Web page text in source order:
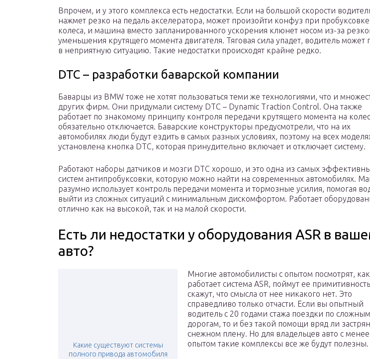
Впрочем, и у этого комплекса есть недостатки. Если на большой скорости
нажмет резко на педаль акселератора, может произойти конфуз при пробуксовке
колеса, и машина вместо запланированного ускорения клюнет носом из-за
уменьшения крутящего момента двигателя. Тяговая сила упадет, водитель может
в неприятную ситуацию. Такие недостатки происходят крайне редко.
DTC – разработки баварской компании
Баварцы из BMW тоже не хотят пользоваться теми же технологиями, что и
других фирм. Они придумали систему DTC – Dynamic Traction Control. Она также
работает по знакомому принципу контроля передачи крутящего момента на
обязательно отключается. Баварские конструкторы предусмотрели, что на их
автомобилях люди будут ездить в самых разных условиях, поэтому на всех
установлена кнопка DTC, которая принудительно включает и отключает систему.
Работают наборы датчиков и мозги DTC хорошо, и это одна из самых
систем антипробуксовки, которую можно найти на современных автомобилях.
разумно использует контроль передачи момента и тормозные усилия, помогая
выйти из сложных ситуаций с минимальным дискомфортом. Работает
отлично как на высокой, так и на малой скорости.
Есть ли недостатки у оборудования ASR в
авто?
Какие существуют системы
полного привода автомобиля
Многие автомобилисты с опытом посмотрят, как
работает система ASR, поймут ее
скажут, что смысла от нее никакого нет. Это
справедливо только отчасти. Если вы опытный
водитель с 20 годами стажа поездки по сложным
дорогам, то и без такой помощи вряд ли
снежном плену. Но для владельцев авто с
опытом такие комплексы все же будут полезны.